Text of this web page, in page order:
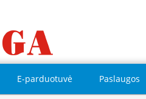
E-parduotuvė Paslaugos